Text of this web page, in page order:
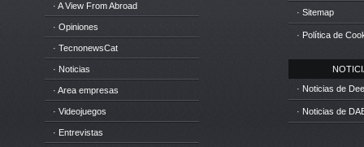
· A View From Abroad
· Opiniones
· TecnonewsCat
· Noticias
· Area empresas
· Videojuegos
· Entrevistas
· Sitemap
· Política de
· Noticias de
· Noticias de